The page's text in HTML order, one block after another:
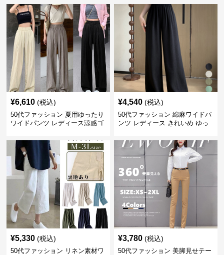
¥6,610 (税込)
50代ファッション 夏用ゆったり
ワイドパンツ レディース涼感ゴ
¥4,540 (税込)
50代ファッション 綿麻ワイドパ
ンツ レディース きれいめ ゆっ
¥5,330 (税込)
50代ファッション リネン素材ワ
¥3,780 (税込)
50代ファッション 美脚見せテー